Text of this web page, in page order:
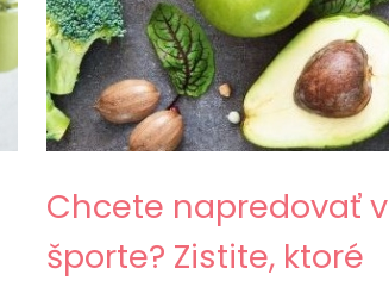
Chcete napredovať v
športe? Zistite, ktoré